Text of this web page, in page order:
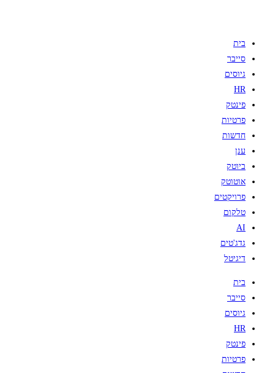
בית
סייבר
גיוסים
HR
פינטק
פרטיות
חדשות
ענן
ביוטק
אוטוטק
פרויקטים
טלקום
AI
גדג'טים
דיגיטל
בית
סייבר
גיוסים
HR
פינטק
פרטיות